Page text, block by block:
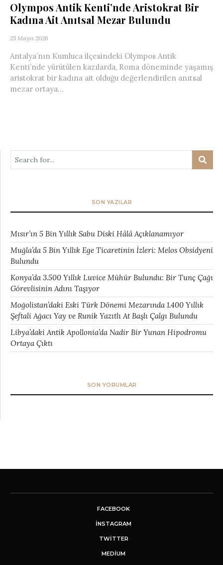
Olympos Antik Kenti’nde Aristokrat Bir
Kadına Ait Anıtsal Mezar Bulundu
25 Mayıs 2026
Antalya’nın Kumluca ilçesindeki Olympos Antik
Kenti’nde yürütülen kazılarda, Roma döneminde yaşamış
aristokrat bir kadına ait olduğu değerlendirilen anıtsal
mezar ortaya...
SON YAZILAR
Mısır’ın 5 Bin Yıllık Sabu Diski Hâlâ Açıklanamıyor
Muğla’da 5 Bin Yıllık Ege Ticaretinin İzleri: Melos Obsidyeni
Bulundu
Konya’da 3.500 Yıllık Luvice Mühür Bulundu: Bir Tunç Çağı
Görevlisinin Adını Taşıyor
Moğolistan’daki Eski Türk Dönemi Mezarında 1.400 Yıllık
Şeftali Ağacı Yay ve Runik Yazıtlı At Başlı Çalgı Bulundu
Libya’daki Antik Apollonia’da Nadir Bir Yunan Hipodromu
Ortaya Çıktı
SON YORUMLAR
FACEBOOK
INSTAGRAM
TWITTER
MEDIUM